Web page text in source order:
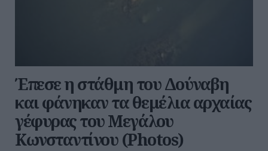
Έπεσε η στάθμη του Δούναβη
και φάνηκαν τα θεμέλια αρχαίας
γέφυρας του Μεγάλου
Κωνσταντίνου (Photos)